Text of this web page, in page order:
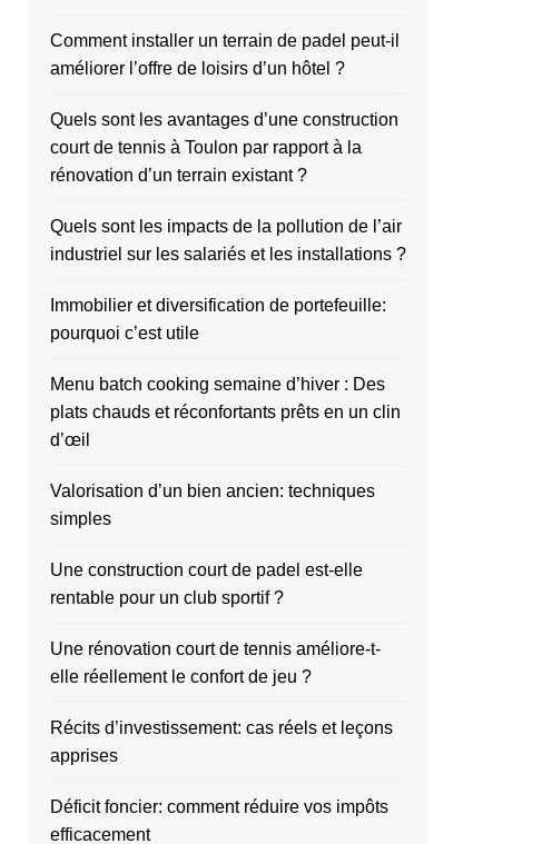
Comment installer un terrain de padel peut-il
améliorer l’offre de loisirs d’un hôtel ?
Quels sont les avantages d’une construction
court de tennis à Toulon par rapport à la
rénovation d’un terrain existant ?
Quels sont les impacts de la pollution de l’air
industriel sur les salariés et les installations ?
Immobilier et diversification de portefeuille:
pourquoi c’est utile
Menu batch cooking semaine d’hiver : Des
plats chauds et réconfortants prêts en un clin
d’œil
Valorisation d’un bien ancien: techniques
simples
Une construction court de padel est-elle
rentable pour un club sportif ?
Une rénovation court de tennis améliore-t-
elle réellement le confort de jeu ?
Récits d’investissement: cas réels et leçons
apprises
Déficit foncier: comment réduire vos impôts
efficacement